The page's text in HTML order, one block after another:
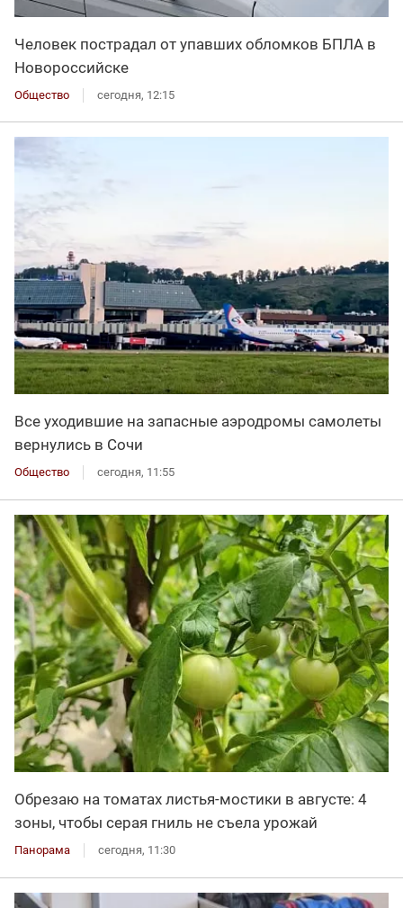
Человек пострадал от упавших обломков БПЛА в
Новороссийске
Общество сегодня, 12:15
Все уходившие на запасные аэродромы самолеты
вернулись в Сочи
Общество сегодня, 11:55
Обрезаю на томатах листья-мостики в августе: 4
зоны, чтобы серая гниль не съела урожай
Панорама сегодня, 11:30